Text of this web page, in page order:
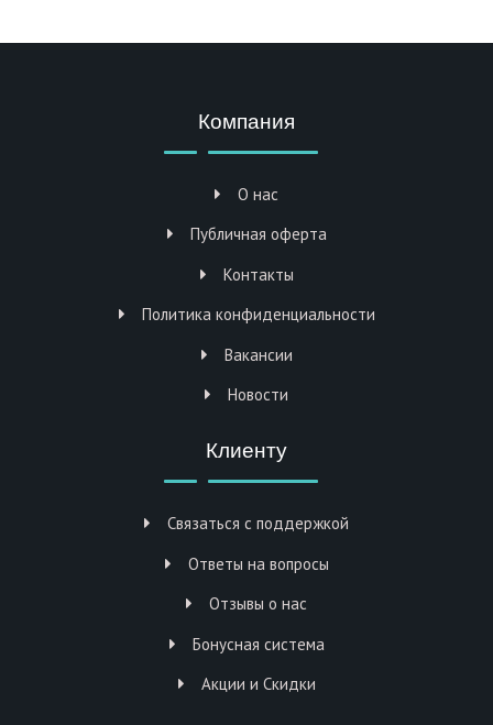
Компания
О нас
Публичная оферта
Контакты
Политика конфиденциальности
Вакансии
Новости
Клиенту
Связаться с поддержкой
Ответы на вопросы
Отзывы о нас
Бонусная система
Акции и Скидки